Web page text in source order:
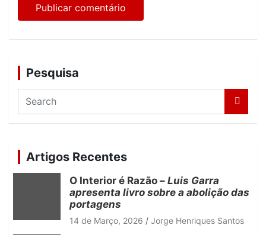
Pesquisa
a
c
h
Artigos Recentes
O Interior é Razão – Luis Garra
apresenta livro sobre a abolição das
portagens
14 de Março, 2026 Jorge Henriques Santos